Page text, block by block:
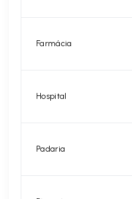
Farmácia
Hospital
Padaria